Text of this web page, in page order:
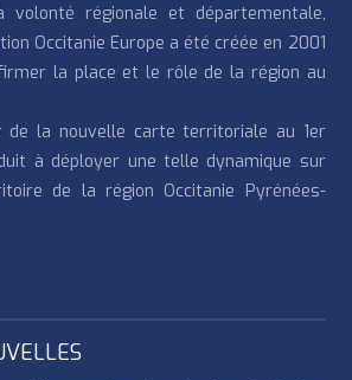
volonté régionale et départementale,
Occitanie Europe a été créée en 2001
la place et le rôle de la région au
de la nouvelle carte territoriale au 1er
à déployer une telle dynamique sur
de la région Occitanie Pyrénées-